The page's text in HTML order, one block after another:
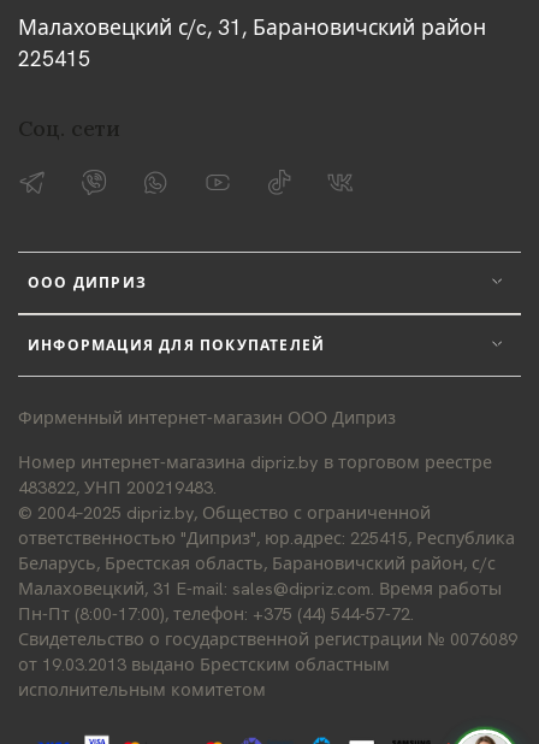
ООО ДИПРИЗ
ИНФОРМАЦИЯ ДЛЯ ПОКУПАТЕЛЕЙ
Малаховецкий с/c, 31, Барановичский район
225415
Соц. сети
Фирменный интернет-магазин ООО Диприз
Номер интернет-магазина dipriz.by в торговом реестре
483822, УНП 200219483.
© 2004–2025 dipriz.by, Общество с ограниченной
ответственностью "Диприз", юр.адрес: 225415, Республика
Беларусь, Брестская область, Барановичский район, с/с
Малаховецкий, 31 E-mail: sales@dipriz.com. Время работы
Пн-Пт (8:00-17:00), телефон: +375 (44) 544-57-72.
Свидетельство о государственной регистрации № 0076089
от 19.03.2013 выдано Брестским областным
исполнительным комитетом